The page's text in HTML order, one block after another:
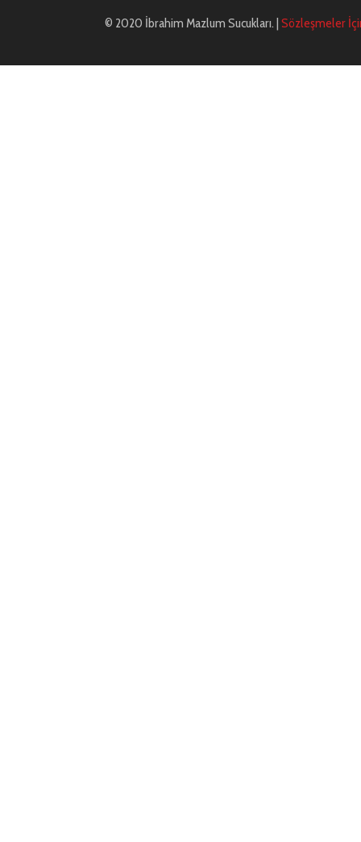
© 2020 İbrahim Mazlum Sucukları. | Sözleşmeler